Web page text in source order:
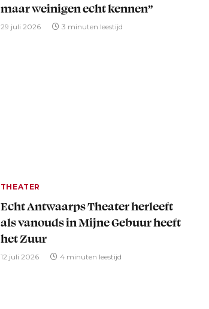
maar weinigen echt kennen”
29 juli 2026 3 minuten leestijd
THEATER
Echt Antwaarps Theater herleeft
als vanouds in Mijne Gebuur heeft
het Zuur
12 juli 2026 4 minuten leestijd